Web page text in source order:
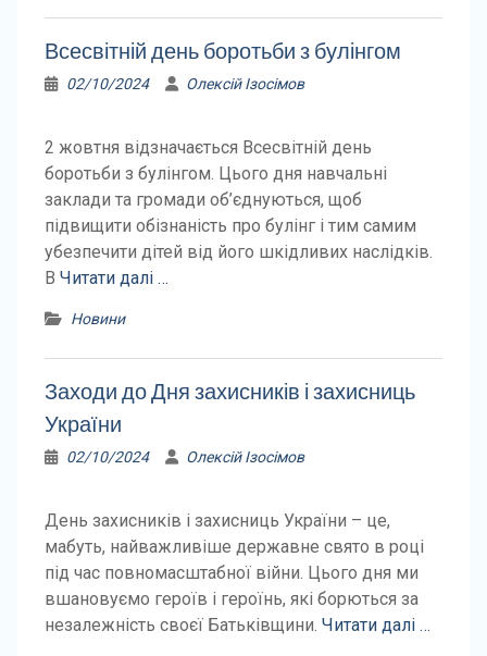
Всесвітній день боротьби з булінгом
02/10/2024 Олексій Ізосімов
2 жовтня відзначається Всесвітній день
боротьби з булінгом. Цього дня навчальні
заклади та громади об’єднуються, щоб
підвищити обізнаність про булінг і тим самим
убезпечити дітей від його шкідливих наслідків.
В Читати далі …
Новини
Заходи до Дня захисників і захисниць
України
02/10/2024 Олексій Ізосімов
День захисників і захисниць України – це,
мабуть, найважливіше державне свято в році
під час повномасштабної війни. Цього дня ми
вшановуємо героїв і героїнь, які борються за
незалежність своєї Батьківщини. Читати далі …